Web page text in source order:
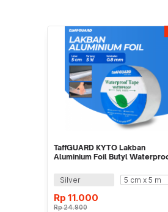
TaffGUARD KYTO Lakban
Aluminium Foil Butyl
Silver
Rp 11.000
Rp24.900